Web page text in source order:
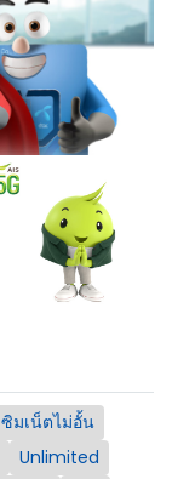
ซิมเน็ตไม่อั้น
Unlimited